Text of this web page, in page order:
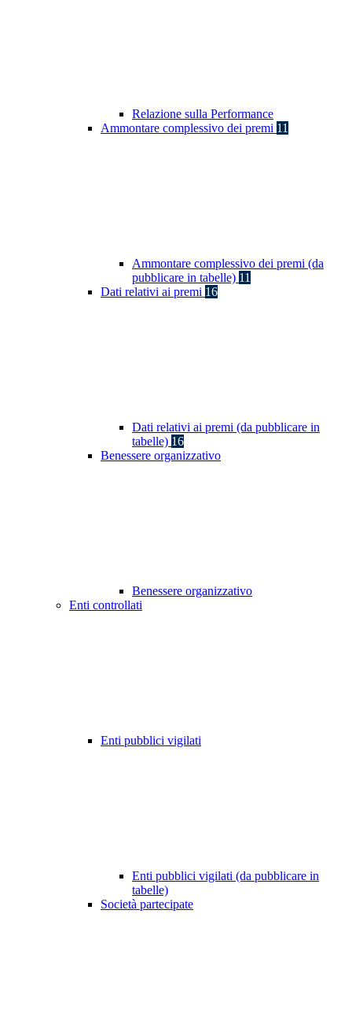
Relazione sulla Performance
Ammontare complessivo dei premi 11
Ammontare complessivo dei premi (da
pubblicare in tabelle) 11
Dati relativi ai premi 16
Dati relativi ai premi (da pubblicare in
tabelle) 16
Benessere organizzativo
Benessere organizzativo
Enti controllati
Enti pubblici vigilati
Enti pubblici vigilati (da pubblicare in
tabelle)
Società partecipate